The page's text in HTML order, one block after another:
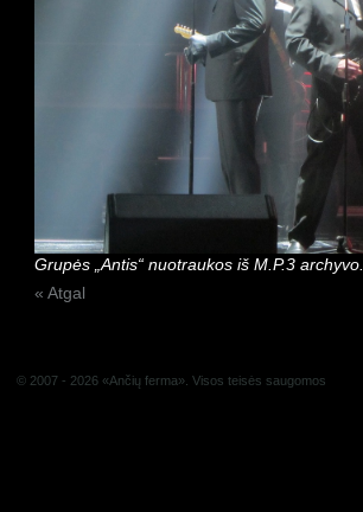
Grupės „Antis“ nuotraukos iš M.P.3 archyvo.
« Atgal
© 2007 - 2026 «Ančių ferma». Visos teisės saugomos